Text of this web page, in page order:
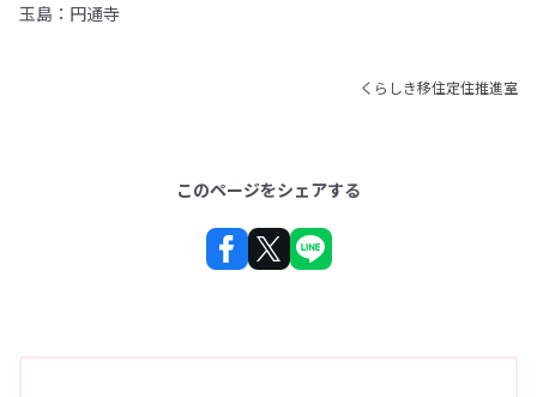
玉島：円通寺
くらしき移住定住推進室
このページをシェアする